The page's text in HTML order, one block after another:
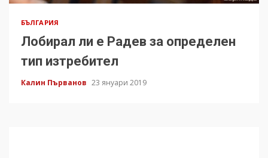
БЪЛГАРИЯ
Лобирал ли е Радев за определен
тип изтребител
Калин Първанов 23 януари 2019